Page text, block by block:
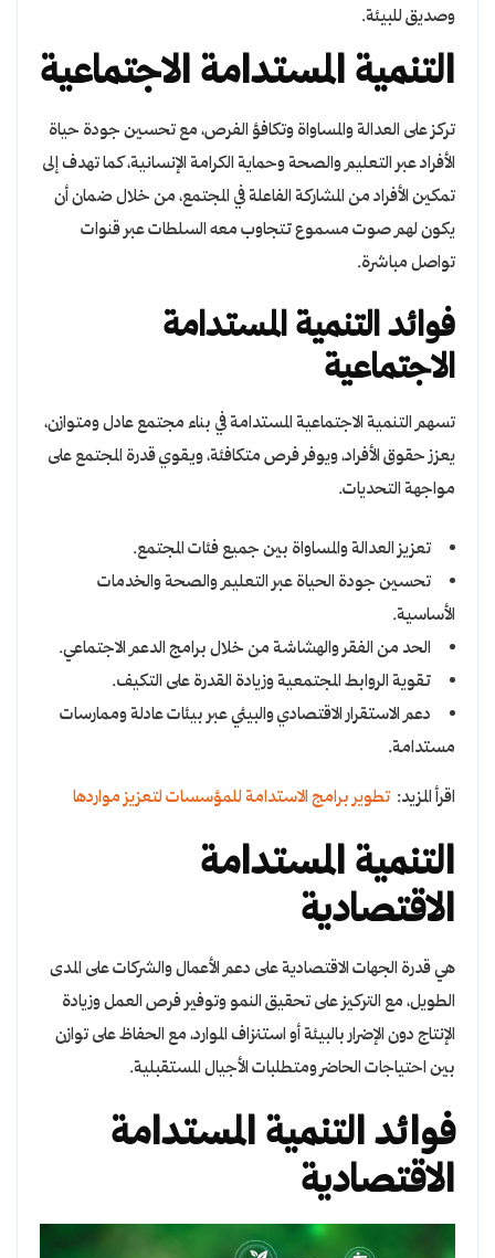
وصديق للبيئة.
التنمية المستدامة الاجتماعية
تركز على العدالة والمساواة وتكافؤ الفرص، مع تحسين جودة حياة
الأفراد عبر التعليم والصحة وحماية الكرامة الإنسانية، كما تهدف إلى
تمكين الأفراد من المشاركة الفاعلة في المجتمع، من خلال ضمان أن
يكون لهم صوت مسموع تتجاوب معه السلطات عبر قنوات
تواصل مباشرة.
فوائد التنمية المستدامة
الاجتماعية
تسهم التنمية الاجتماعية المستدامة في بناء مجتمع عادل ومتوازن،
يعزز حقوق الأفراد، ويوفر فرص متكافئة، ويقوي قدرة المجتمع على
مواجهة التحديات.
تعزيز العدالة والمساواة بين جميع فئات المجتمع.
تحسين جودة الحياة عبر التعليم والصحة والخدمات
الأساسية.
الحد من الفقر والهشاشة من خلال برامج الدعم الاجتماعي.
تقوية الروابط المجتمعية وزيادة القدرة على التكيف.
دعم الاستقرار الاقتصادي والبيئي عبر بيئات عادلة وممارسات
مستدامة.
اقرأ المزيد: تطوير برامج الاستدامة للمؤسسات لتعزيز مواردها
التنمية المستدامة
الاقتصادية
هي قدرة الجهات الاقتصادية على دعم الأعمال والشركات على المدى
الطويل، مع التركيز على تحقيق النمو وتوفير فرص العمل وزيادة
الإنتاج دون الإضرار بالبيئة أو استنزاف الموارد، مع الحفاظ على توازن
بين احتياجات الحاضر ومتطلبات الأجيال المستقبلية.
فوائد التنمية المستدامة
الاقتصادية